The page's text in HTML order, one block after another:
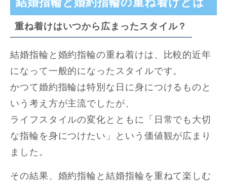
重ね着けはいつから広まったスタイル？
結婚指輪と婚約指輪の重ね着けは、比較的近年
になって一般的になったスタイルです。
かつて婚約指輪は特別な日に身につけるものと
いう考え方が主流でしたが、
ライフスタイルの変化とともに「日常でも大切
な指輪を身につけたい」という価値観が広まり
ました。
その結果、婚約指輪と結婚指輪を重ねて楽しむ